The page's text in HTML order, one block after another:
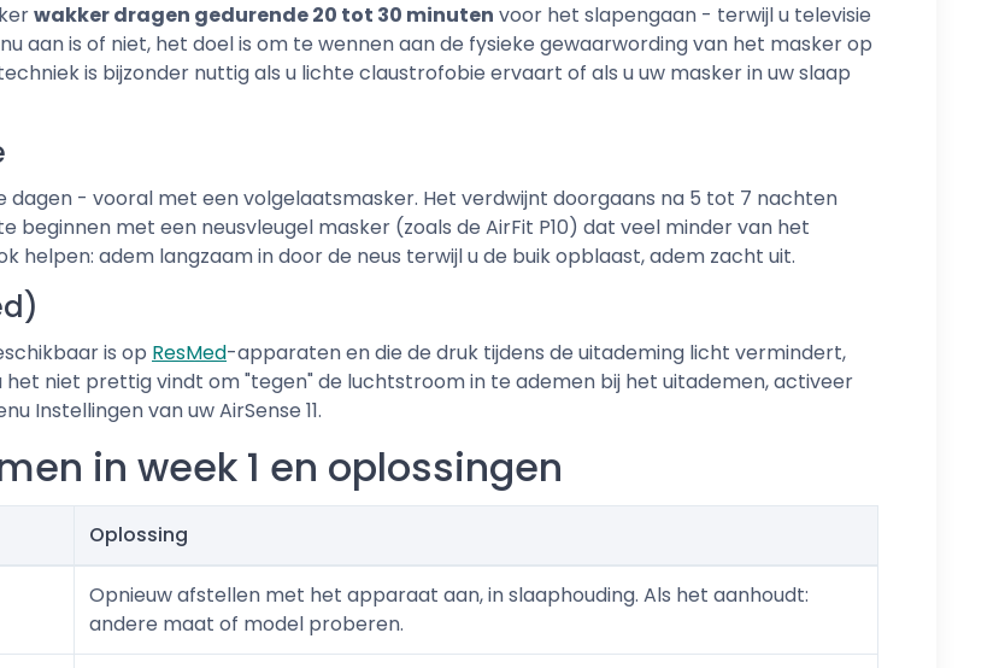
wakker dragen gedurende 20 tot 30 minuten voor het slapengaan - terwijl u televisie
aan is of niet, het doel is om te wennen aan de fysieke gewaarwording van het masker op
is bijzonder nuttig als u lichte claustrofobie ervaart of als u uw masker in uw slaap
dagen - vooral met een volgelaatsmasker. Het verdwijnt doorgaans na 5 tot 7 nachten
met een neusvleugel masker (zoals de AirFit P10) dat veel minder van het
helpen: adem langzaam in door de neus terwijl u de buik opblaast, adem zacht uit.
is op ResMed-apparaten en die de druk tijdens de uitademing licht vermindert,
niet prettig vindt om "tegen" de luchtstroom in te ademen bij het uitademen, activeer
Instellingen van uw AirSense 11.
in week 1 en oplossingen
Oplossing
Opnieuw afstellen met het apparaat aan, in slaaphouding. Als het aanhoudt:
andere maat of model proberen.